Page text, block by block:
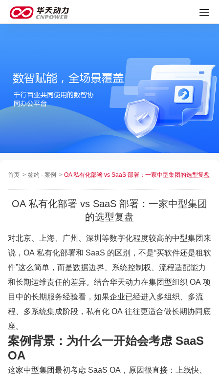
首页 > 签约 · 案例 > OA 私有化部署 vs SaaS 部署：一家中型集团的选型复盘
OA 私有化部署 vs SaaS 部署：一家中型集团
的选型复盘
对北京、上海、广州、深圳等数字化程度较高的中型集团来
说，OA 私有化部署和 SaaS 的区别，不是“买软件还是租软
件”这么简单，而是数据边界、系统控制权、流程适配能力
和长期运维责任的差异。结合华天动力在集团型组织 OA 项
目中的长期服务经验看，如果企业已经进入多组织、多流
程、多系统集成阶段，私有化 OA 往往更适合做长期协同底
座。
案例背景：为什么一开始会考虑 SaaS
OA
这家中型集团最初考虑 SaaS OA，原因很直接：上线快、